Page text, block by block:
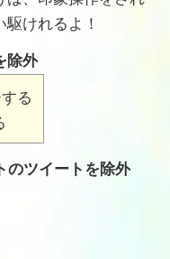
けれるよ！
除外
る
のツイートを除外